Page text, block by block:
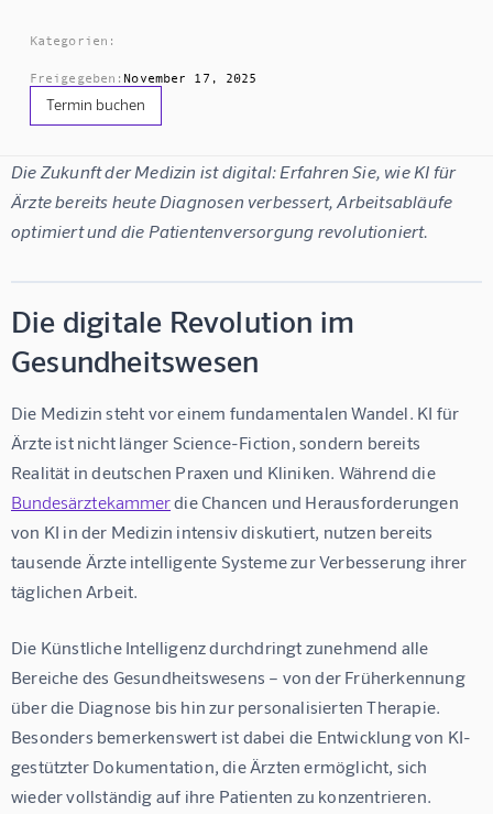
Kategorien:
Freigegeben: November 17, 2025
Termin buchen
Die Zukunft der Medizin ist digital: Erfahren Sie, wie KI für
Ärzte bereits heute Diagnosen verbessert, Arbeitsabläufe
optimiert und die Patientenversorgung revolutioniert.
Die digitale Revolution im
Gesundheitswesen
Die Medizin steht vor einem fundamentalen Wandel. KI für
Ärzte ist nicht länger Science-Fiction, sondern bereits
Realität in deutschen Praxen und Kliniken. Während die
Bundesärztekammer die Chancen und Herausforderungen
von KI in der Medizin intensiv diskutiert, nutzen bereits
tausende Ärzte intelligente Systeme zur Verbesserung ihrer
täglichen Arbeit.
Die Künstliche Intelligenz durchdringt zunehmend alle
Bereiche des Gesundheitswesens – von der Früherkennung
über die Diagnose bis hin zur personalisierten Therapie.
Besonders bemerkenswert ist dabei die Entwicklung von KI-
gestützter Dokumentation , die Ärzten ermöglicht, sich
wieder vollständig auf ihre Patienten zu konzentrieren.